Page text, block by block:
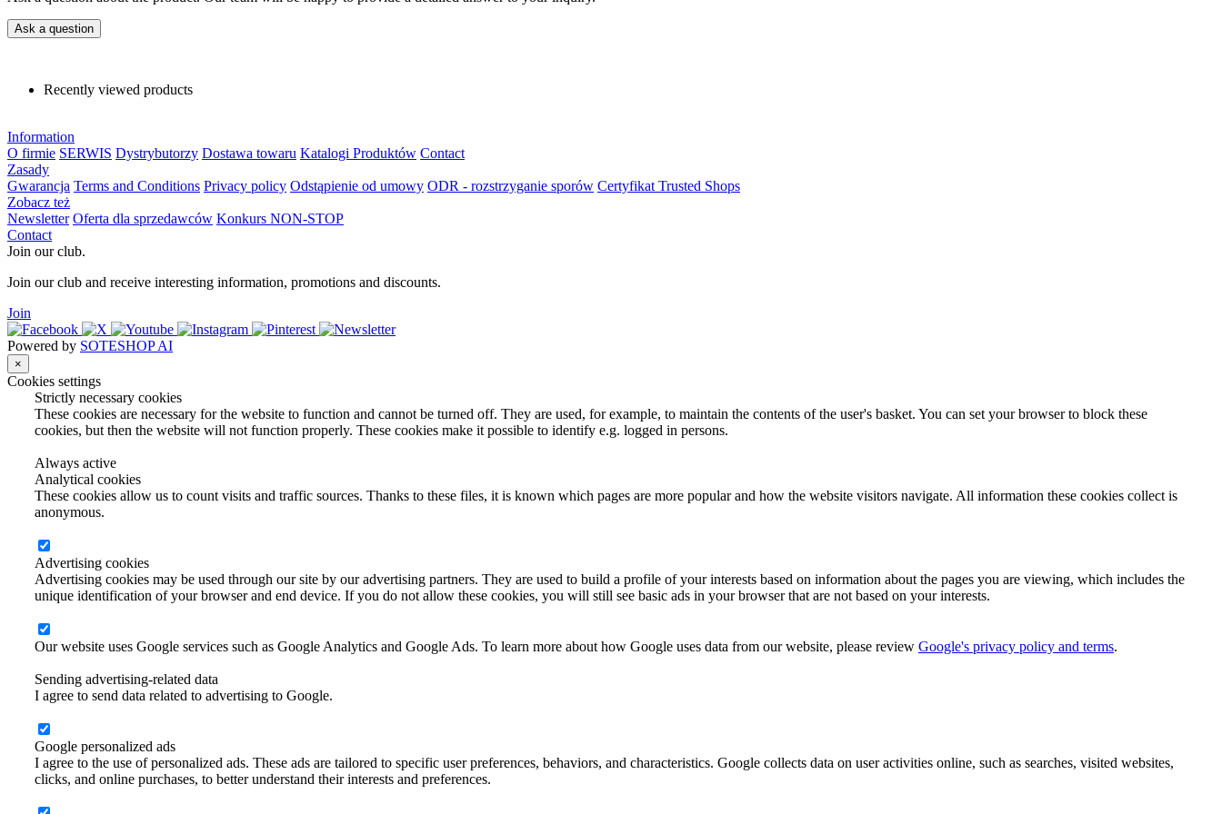
Ask a question
Recently viewed products
Information
O firmie SERWIS Dystrybutorzy Dostawa towaru Katalogi Produktów Contact
Zasady
Gwarancja Terms and Conditions Privacy policy Odstąpienie od umowy ODR - rozstrzyganie sporów Certyfikat Trusted Shops
Zobacz też
Newsletter Oferta dla sprzedawców Konkurs NON-STOP
Contact
Join our club.
Join our club and receive interesting information, promotions and discounts.
Join
Powered by SOTESHOP AI
×
Cookies settings
Strictly necessary cookies
These cookies are necessary for the website to function and cannot be turned off. They are used, for example, to maintain the contents of the user's basket. You can set your browser to block these
cookies, but then the website will not function properly. These cookies make it possible to identify e.g. logged in persons.
Always active
Analytical cookies
These cookies allow us to count visits and traffic sources. Thanks to these files, it is known which pages are more popular and how the website visitors navigate. All information these cookies collect is
anonymous.
Advertising cookies
Advertising cookies may be used through our site by our advertising partners. They are used to build a profile of your interests based on information about the pages you are viewing, which includes the
unique identification of your browser and end device. If you do not allow these cookies, you will still see basic ads in your browser that are not based on your interests.
Our website uses Google services such as Google Analytics and Google Ads. To learn more about how Google uses data from our website, please review Google's privacy policy and terms.
Sending advertising-related data
I agree to send data related to advertising to Google.
Google personalized ads
I agree to the use of personalized ads. These ads are tailored to specific user preferences, behaviors, and characteristics. Google collects data on user activities online, such as searches, visited websites,
clicks, and online purchases, to better understand their interests and preferences.